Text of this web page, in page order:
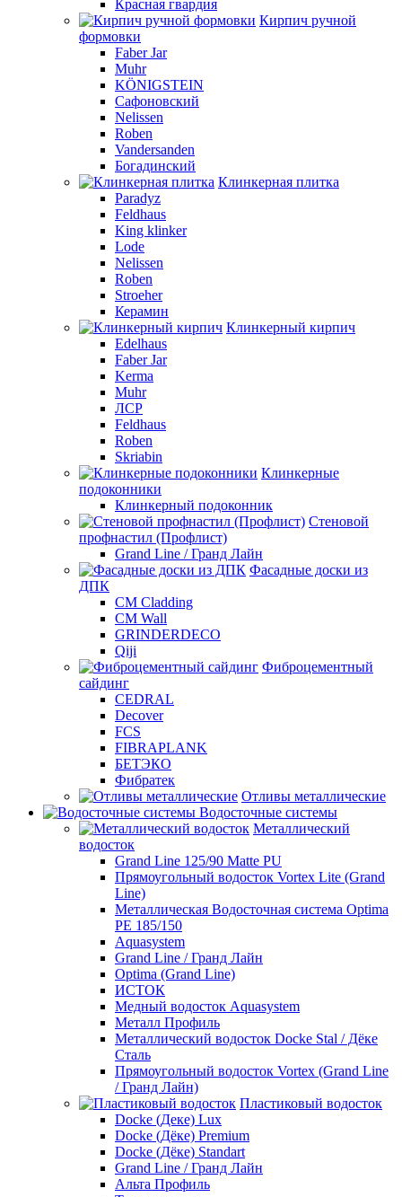
Красная гвардия
Кирпич ручной
формовки
Faber Jar
Muhr
KÖNIGSTEIN
Сафоновский
Nelissen
Roben
Vandersanden
Богадинский
Клинкерная плитка
Paradyz
Feldhaus
King klinker
Lode
Nelissen
Roben
Stroeher
Керамин
Клинкерный кирпич
Edelhaus
Faber Jar
Kerma
Muhr
ЛСР
Feldhaus
Roben
Skriabin
Клинкерные
подоконники
Клинкерный подоконник
Стеновой
профнастил (Профлист)
Grand Line / Гранд Лайн
Фасадные доски из
ДПК
CM Cladding
CM Wall
GRINDERDECO
Qiji
Фиброцементный
сайдинг
CEDRAL
Decover
FCS
FIBRAPLANK
БЕТЭКО
Фибратек
Отливы металлические
Водосточные системы
Металлический
водосток
Grand Line 125/90 Matte PU
Прямоугольный водосток Vortex Lite (Grand
Line)
Металлическая Водосточная система Optima
PE 185/150
Aquasystem
Grand Line / Гранд Лайн
Optima (Grand Line)
ИСТОК
Медный водосток Aquasystem
Металл Профиль
Металлический водосток Docke Stal / Дёке
Сталь
Прямоугольный водосток Vortex (Grand Line
/ Гранд Лайн)
Пластиковый водосток
Docke (Деке) Lux
Docke (Дёке) Premium
Docke (Дёке) Standart
Grand Line / Гранд Лайн
Альта Профиль